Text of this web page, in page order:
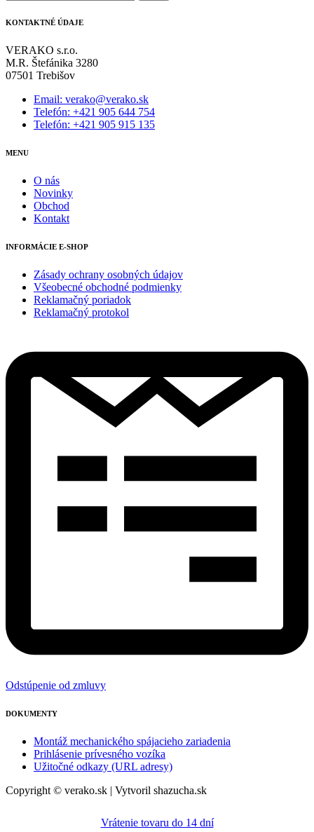
KONTAKTNÉ ÚDAJE
VERAKO s.r.o.
M.R. Štefánika 3280
07501 Trebišov
Email: verako@verako.sk
Telefón: +421 905 644 754
Telefón: +421 905 915 135
MENU
O nás
Novinky
Obchod
Kontakt
INFORMÁCIE E-SHOP
Zásady ochrany osobných údajov
Všeobecné obchodné podmienky
Reklamačný poriadok
Reklamačný protokol
Odstúpenie od zmluvy
DOKUMENTY
Montáž mechanického spájacieho zariadenia
Prihlásenie prívesného vozíka
Užitočné odkazy (URL adresy)
Copyright © verako.sk | Vytvoril shazucha.sk
Vrátenie tovaru do 14 dní